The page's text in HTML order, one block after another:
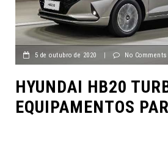
5 de outubro de 2020 No Comments
HYUNDAI HB20
EQUIPAMENTOS